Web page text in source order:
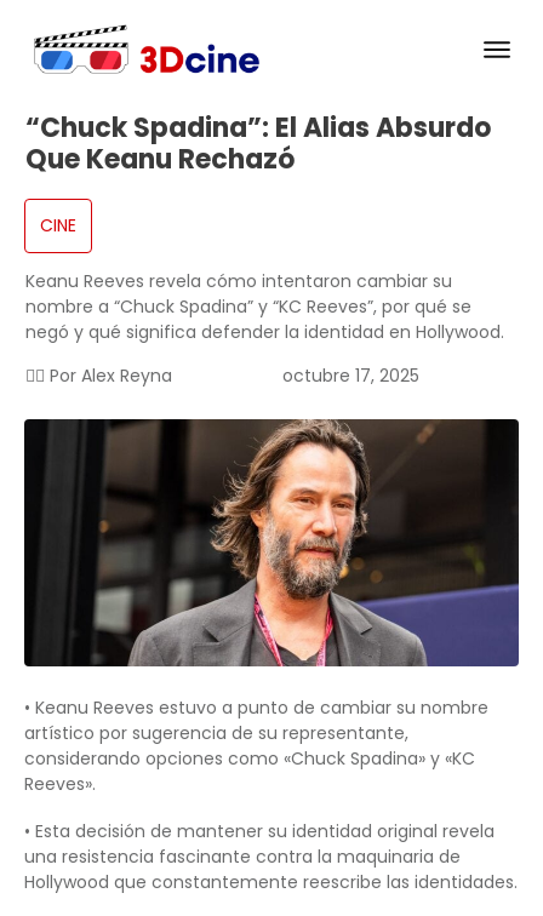
“Chuck Spadina”: El Alias Absurdo
Que Keanu Rechazó
CINE
Keanu Reeves revela cómo intentaron cambiar su
nombre a “Chuck Spadina” y “KC Reeves”, por qué se
negó y qué significa defender la identidad en Hollywood.
✍🏻 Por Alex Reyna octubre 17, 2025
• Keanu Reeves estuvo a punto de cambiar su nombre
artístico por sugerencia de su representante,
considerando opciones como «Chuck Spadina» y «KC
Reeves».
• Esta decisión de mantener su identidad original revela
una resistencia fascinante contra la maquinaria de
Hollywood que constantemente reescribe las identidades.